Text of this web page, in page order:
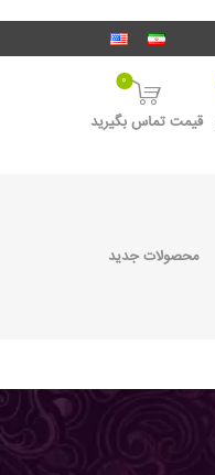
0
قیمت تماس بگیرید
محصولات جدید